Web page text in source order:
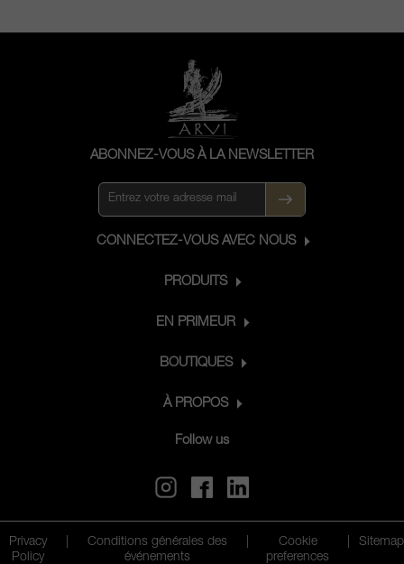
André Lurton qui s’est donné pour
mission de redorer son blason. La
valorisation du terroir est au cœur des
préoccupations : des pratiques
culturales respectueuses de
l'environnement, des méthodes
l'utilisation judicieuse de techniques de
pointe sont autant de moyens d’y
parvenir et de permettre à La Louvière
rouges de grand caractère.
ABONNEZ-VOUS À LA NEWSLETTER
CONNECTEZ-VOUS AVEC NOUS
PRODUITS
EN PRIMEUR
BOUTIQUES
À PROPOS
Follow us
Privacy
Policy
Conditions générales des
événements
Cookie
preferences
Sitemap